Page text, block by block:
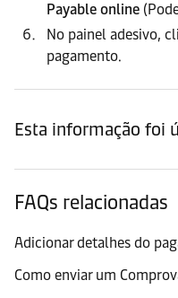
Payable online
No painel adesivo,
pagamento.
Esta informação foi
FAQs relacionadas
Adicionar detalhes do
Como enviar um